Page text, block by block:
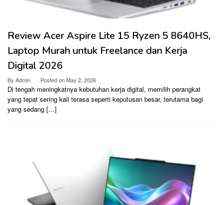
Review Acer Aspire Lite 15 Ryzen 5 8640HS,
Laptop Murah untuk Freelance dan Kerja
Digital 2026
By Admin Posted onMay 2, 2026
Di tengah meningkatnya kebutuhan kerja digital, memilih perangkat
yang tepat sering kali terasa seperti keputusan besar, terutama bagi
yang sedang […]